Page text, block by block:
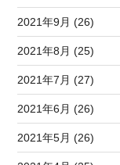
2021年9月 (26)
2021年8月 (25)
2021年7月 (27)
2021年6月 (26)
2021年5月 (26)